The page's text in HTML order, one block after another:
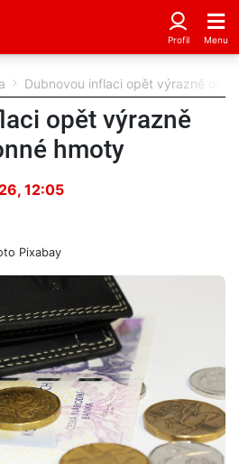
Dubnovou inflaci opět výrazně
opět výrazně
hmoty
12:05
Pixabay